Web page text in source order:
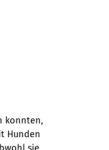
konnten,
Hunden